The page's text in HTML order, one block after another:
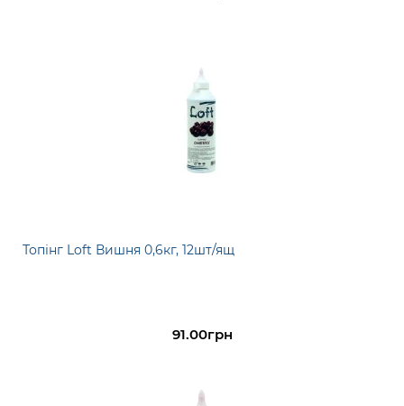
Топінг Loft Вишня 0,6кг, 12шт/ящ
91.00грн